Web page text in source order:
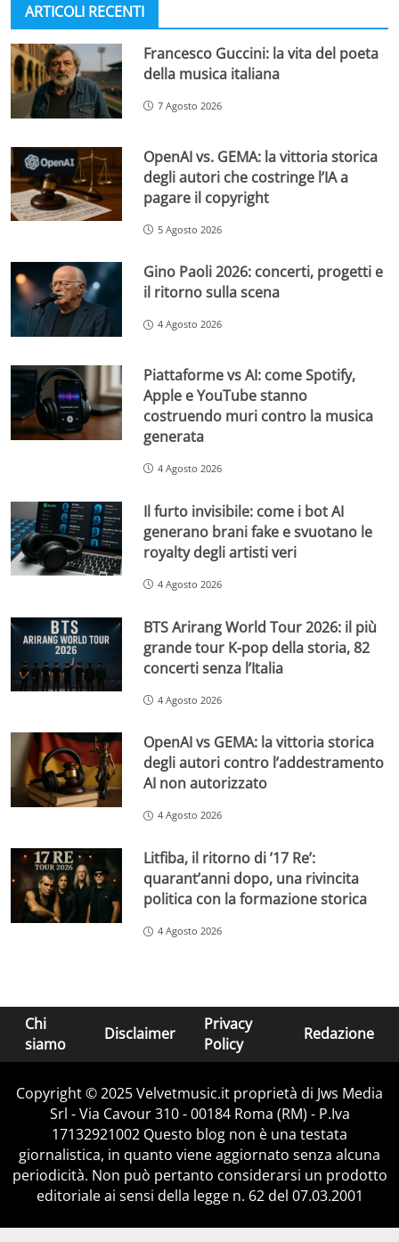
ARTICOLI RECENTI
Francesco Guccini: la vita del poeta
della musica italiana
7 Agosto 2026
OpenAI vs. GEMA: la vittoria storica
degli autori che costringe l’IA a
pagare il copyright
5 Agosto 2026
Gino Paoli 2026: concerti, progetti e
il ritorno sulla scena
4 Agosto 2026
Piattaforme vs AI: come Spotify,
Apple e YouTube stanno
costruendo muri contro la musica
generata
4 Agosto 2026
Il furto invisibile: come i bot AI
generano brani fake e svuotano le
royalty degli artisti veri
4 Agosto 2026
BTS Arirang World Tour 2026: il più
grande tour K-pop della storia, 82
concerti senza l’Italia
4 Agosto 2026
OpenAI vs GEMA: la vittoria storica
degli autori contro l’addestramento
AI non autorizzato
4 Agosto 2026
Litfiba, il ritorno di ’17 Re’:
quarant’anni dopo, una rivincita
politica con la formazione storica
4 Agosto 2026
Chi
siamo
Disclaimer
Privacy
Policy
Redazione
Copyright © 2025 Velvetmusic.it proprietà di Jws Media
Srl - Via Cavour 310 - 00184 Roma (RM) - P.Iva
17132921002 Questo blog non è una testata
giornalistica, in quanto viene aggiornato senza alcuna
periodicità. Non può pertanto considerarsi un prodotto
editoriale ai sensi della legge n. 62 del 07.03.2001